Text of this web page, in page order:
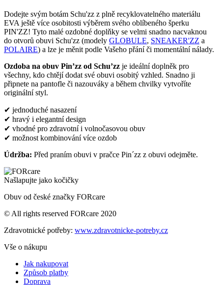
Dodejte svým botám Schu'zz z plně recyklovatelného materiálu
EVA ještě více osobitosti výběrem svého oblíbeného šperku
PIN'ZZ! Tyto malé ozdobné doplňky se velmi snadno nacvaknou
do otvorů obuvi Schu'zz (modely GLOBULE, SNEAKER'ZZ a
POLAIRE) a lze je měnit podle Vašeho přání či momentální nálady.
Ozdoba na obuv Pin’zz od Schu’zz je ideální doplněk pro
všechny, kdo chtějí dodat své obuvi osobitý vzhled. Snadno ji
připnete na pantofle či nazouváky a během chvilky vytvoříte
originální styl.
✔ jednoduché nasazení
✔ hravý i elegantní design
✔ vhodné pro zdravotní i volnočasovou obuv
✔ možnost kombinování více ozdob
Údržba: Před praním obuvi v pračce Pin´zz z obuvi odejměte.
Našlapujte jako kočičky
Obuv od české značky FORcare
© All rights reserved FORcare 2020
Zdravotnické potřeby: www.zdravotnicke-potreby.cz
Vše o nákupu
Jak nakupovat
Způsob platby
Doprava